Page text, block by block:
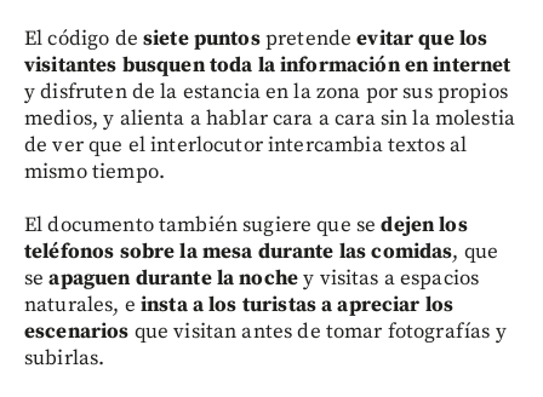
El código de siete puntospretendeevitar que los
visitantes busquen toda la información en internet
y disfruten de la estancia en la zona por sus propios
medios, y alienta a hablar cara a cara sin la molestia
de ver que el interlocutor intercambia textos al
mismo tiempo.
El documento también sugiere que sedejen los
teléfonos sobre la mesa durante las comidas, que
seapaguen durante la nochey visitas a espacios
naturales, e insta a los turistas a apreciar los
escenarios que visitan antes de tomar fotografías y
subirlas.